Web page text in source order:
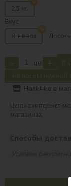
2,5 кг.
Вкус
Ягненок
- шт + В
Не нашли нужный
Наличие в
Цены в интернет-
магазинах.